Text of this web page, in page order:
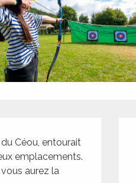
Céou, entourait
emplacements.
aurez la